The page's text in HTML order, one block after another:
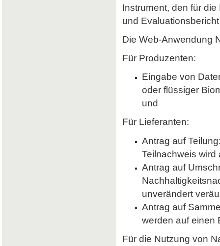
Instrument, den für
und
Die Web-Anwendung
Für Produzenten:
Eingabe von
oder flüssiger
und
Für Lieferanten:
Antrag auf
Teilnachweis wird
Antrag auf
unverändert
Antrag auf
werden auf einen
Für die Nutzung von